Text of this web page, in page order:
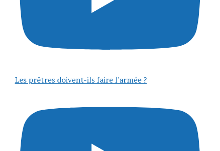
Les prêtres doivent-ils faire l'armée ?